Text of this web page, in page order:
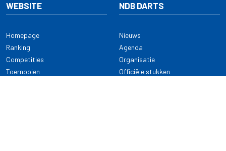
WEBSITE
Homepage
Ranking
Competities
Toernooien
NDB DARTS
Nieuws
Agenda
Organisatie
Officiële stukken